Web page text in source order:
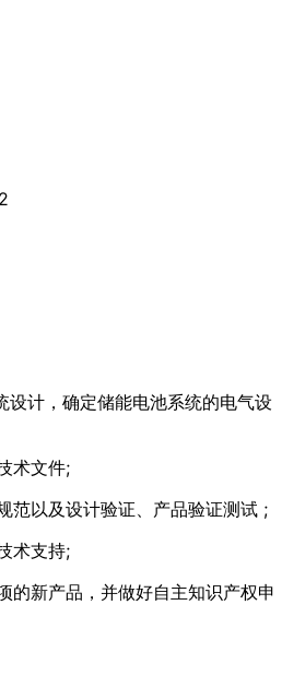
设计，确定储能电池系统的电气设
术文件;
范以及设计验证、产品验证测试 ;
术支持;
的新产品，并做好自主知识产权申